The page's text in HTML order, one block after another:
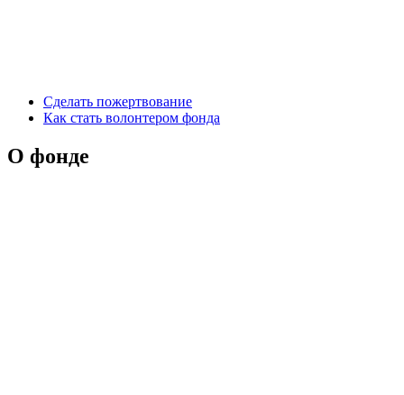
Сделать пожертвование
Как стать волонтером фонда
О фонде